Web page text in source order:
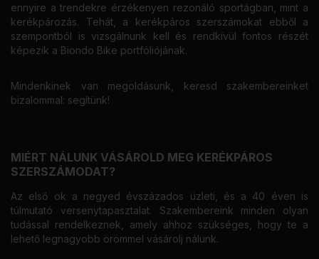
ennyire a trendekre érzékenyen rezonáló sportágban, mint a
kerékpározás. Tehát, a kerékpáros szerszámokat ebből a
szempontból is vizsgálnunk kell és rendkívül fontos részét
képezik a Biondo Bike portfóliójának.
Mindenkinek van megoldásunk, keresd szakembereinket
bizalommal: segítünk!
MIÉRT NÁLUNK VÁSÁROLD MEG KERÉKPÁROS
SZERSZÁMODAT?
Az első ok a negyed évszázados üzleti, és a 40 éven is
túlmutató versenytapasztalat. Szakembereink minden olyan
tudással rendelkeznek, amely ahhoz szükséges, hogy te a
lehető legnagyobb örömmel vásárolj nálunk.